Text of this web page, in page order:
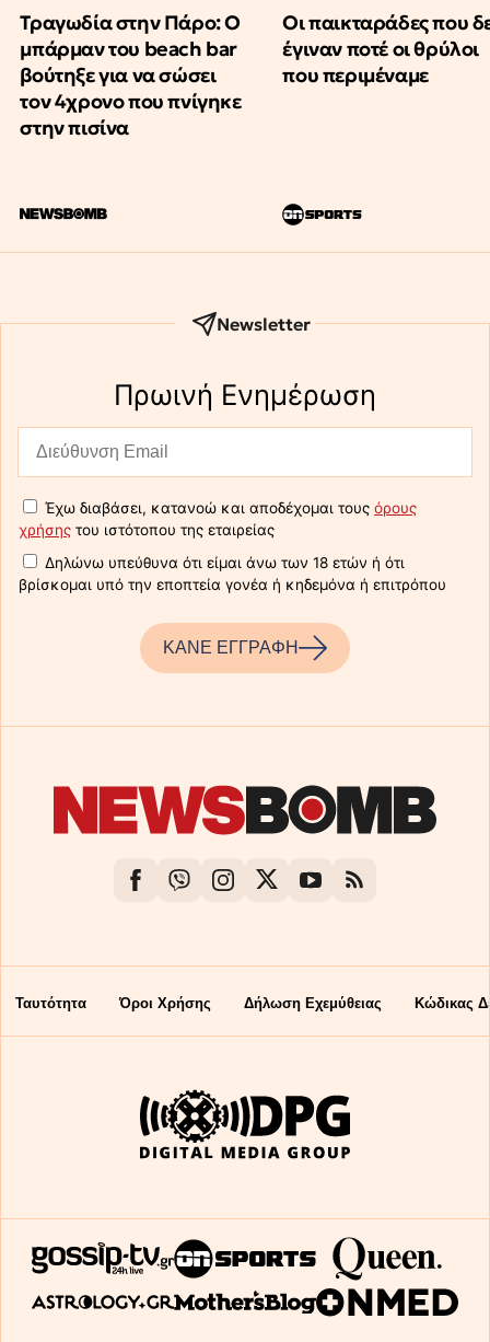
Τραγωδία στην Πάρο: Ο
μπάρμαν του beach bar
βούτηξε για να σώσει
τον 4χρονο που πνίγηκε
στην πισίνα
Οι παικταράδες που
έγιναν ποτέ οι θρύλοι
που περιμέναμε
Newsletter
Πρωινή Eνημέρωση
Έχω διαβάσει, κατανοώ και αποδέχομαι τους όρους
χρήσης του ιστότοπου της εταιρείας
Δηλώνω υπεύθυνα ότι είμαι άνω των 18 ετών ή ότι
βρίσκομαι υπό την εποπτεία γονέα ή κηδεμόνα ή επιτρόπου
ΚΑΝΕ ΕΓΓΡΑΦΗ
Ταυτότητα Όροι Χρήσης Δήλωση Εχεμύθειας Κώδικας